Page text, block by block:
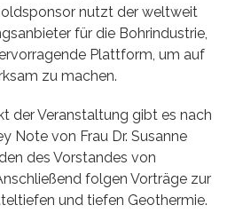
nutzt der weltweit
für die Bohrindustrie,
Plattform, um auf
zu machen.
der Veranstaltung gibt es nach
Note von Frau Dr. Susanne
des Vorstandes von
folgen Vorträge zur
und tiefen Geothermie.